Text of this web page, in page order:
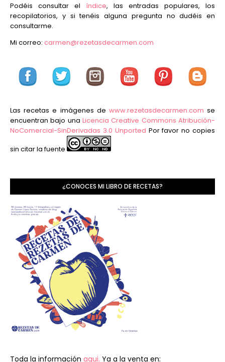
Podéis consultar el índice, las entradas populares, los
recopilatorios, y si tenéis alguna pregunta no dudéis en
consultarme.
Mi correo: carmen@rezetasdecarmen.com
Las recetas e imágenes de www.rezetasdecarmen.com se
encuentran bajo una Licencia Creative Commons Atribución-
NoComercial-SinDerivadas 3.0 Unported Por favor no copies
sin citar la fuente
¿CONOCES MI LIBRO DE RECETAS?
Toda la información aqui. Ya a la venta en: